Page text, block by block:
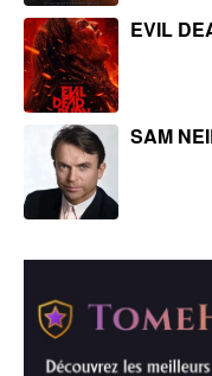
EVIL
SAM